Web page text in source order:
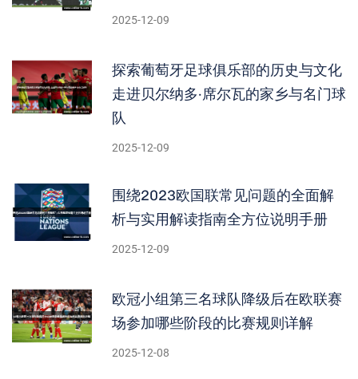
2025-12-09
探索葡萄牙足球俱乐部的历史与文化
走进贝尔纳多·席尔瓦的家乡与名门球
队
2025-12-09
围绕2023欧国联常见问题的全面解
析与实用解读指南全方位说明手册
2025-12-09
欧冠小组第三名球队降级后在欧联赛
场参加哪些阶段的比赛规则详解
2025-12-08